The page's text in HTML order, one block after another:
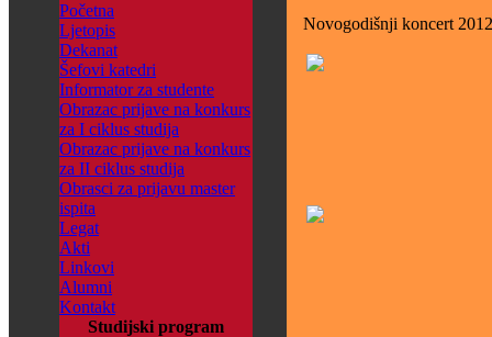
Početna
Ljetopis
Dekanat
Šefovi katedri
Informator za studente
Obrazac prijave na konkurs
za I ciklus studija
Obrazac prijave na konkurs
za II ciklus studija
Obrasci za prijavu master
ispita
Legat
Akti
Linkovi
Alumni
Kontakt
Studijski program
Novogodišnji koncert